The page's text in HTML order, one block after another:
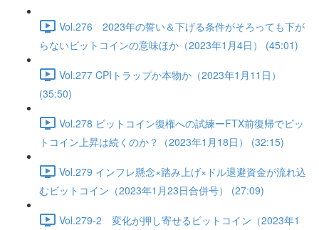
Vol.276 2023年の誓い＆下げる条件がそろっても下が
らないビットコインの意味ほか（2023年1月4日） (45:01)
Vol.277 CPIトラップか本物か（2023年1月11日）
(35:50)
Vol.278 ビットコイン復権への試練ーFTX前復帰でビッ
トコイン上昇は続くのか？（2023年1月18日） (32:15)
Vol.279 インフレ懸念×踏み上げ×ドル退避資金が流れ込
むビットコイン（2023年1月23日合併号） (27:09)
Vol.279-2 変化が押し寄せるビットコイン（2023年1